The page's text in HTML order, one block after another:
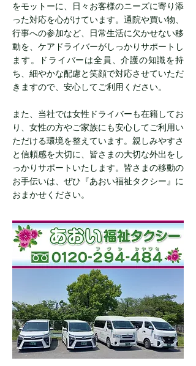
をモットーに、日々お客様のニーズに寄り添
った対応を心がけています。通院や買い物、
行事への参加など、日常生活に欠かせない移
動を、ケアドライバーがしっかりサポートし
ます。ドライバーは全員、介護の知識を持
ち、細やかな配慮と笑顔で対応させていただ
きますので、安心してご利用ください。
また、当社では女性ドライバーも在籍してお
り、女性の方やご家族にも安心してご利用い
ただける環境を整えています。親しみやすさ
と信頼感を大切に、皆さまの大切な外出をし
っかりサポートいたします。皆さまの移動の
お手伝いは、ぜひ『あおい福祉タクシー』に
おまかせください。